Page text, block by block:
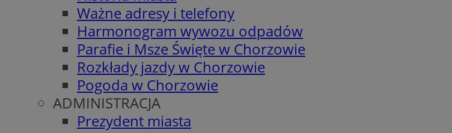
Ważne adresy i telefony
Harmonogram wywozu odpadów
Parafie i Msze Święte w Chorzowie
Rozkłady jazdy w Chorzowie
Pogoda w Chorzowie
ADMINISTRACJA
Prezydent miasta